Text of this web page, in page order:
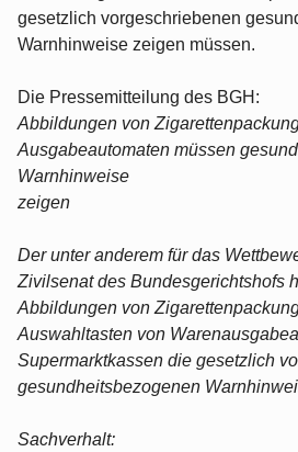
gesetzlich vorgeschriebenen
Warnhinweise zeigen müssen.
Die Pressemitteilung des BGH:
Abbildungen von
Ausgabeautomaten müssen
Warnhinweise
zeigen
Der unter anderem für das
Zivilsenat des Bundesgerichtshofs
Abbildungen von
Auswahltasten von
Supermarktkassen die gesetzlich
gesundheitsbezogenen
Sachverhalt: